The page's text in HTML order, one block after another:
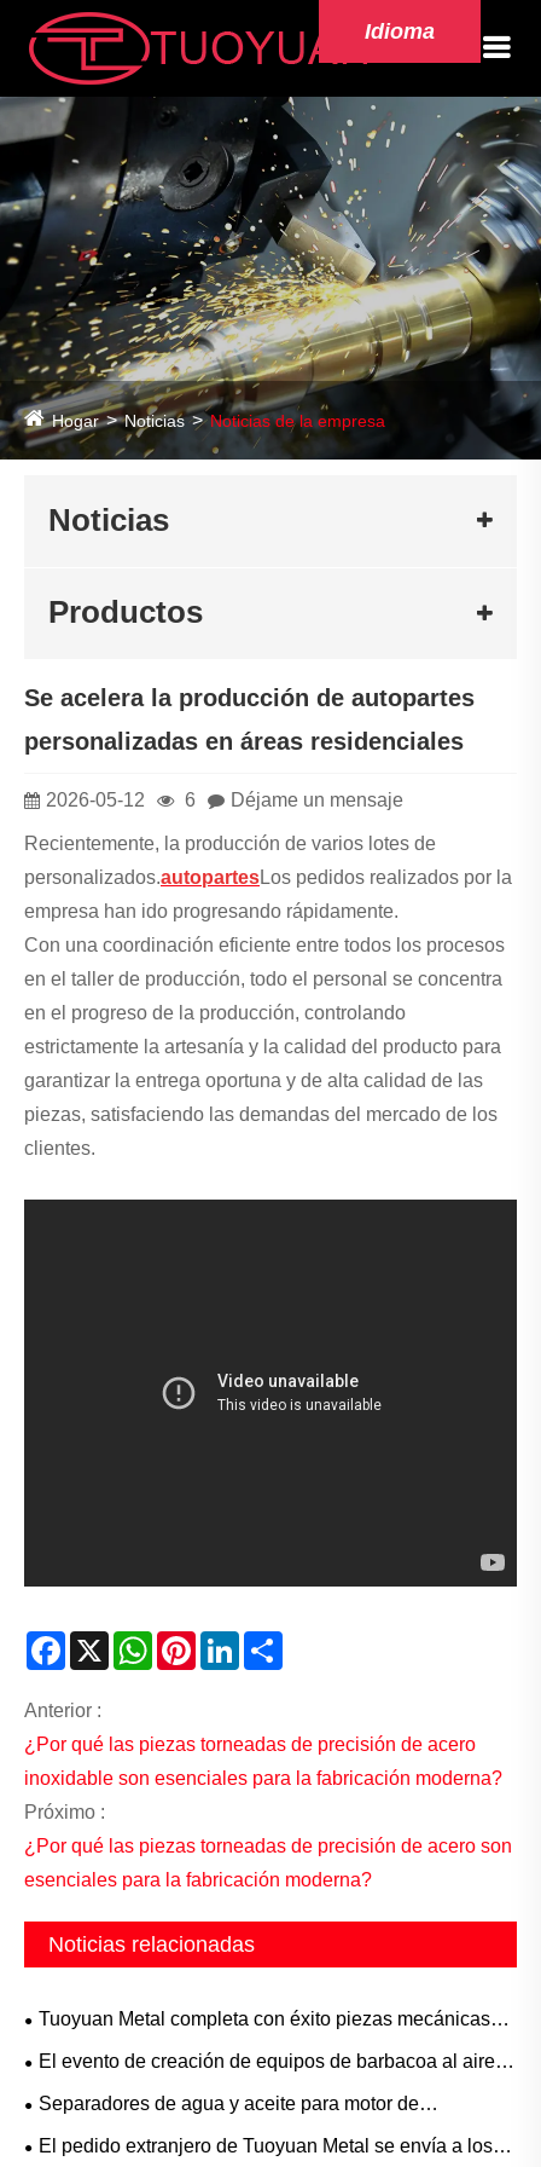
Idioma
Hogar Noticias Noticias de la empresa
Noticias
Productos
Se acelera la producción de autopartes
personalizadas en áreas residenciales
2026-05-12 6 Déjame un mensaje
Recientemente, la producción de varios lotes de
personalizados.autopartesLos pedidos realizados por la
empresa han ido progresando rápidamente.
Con una coordinación eficiente entre todos los procesos
en el taller de producción, todo el personal se concentra
en el progreso de la producción, controlando
estrictamente la artesanía y la calidad del producto para
garantizar la entrega oportuna y de alta calidad de las
piezas, satisfaciendo las demandas del mercado de los
clientes.
Facebook
X WhatsAppPinterestLinkedIn
Anterior :
¿Por qué las piezas torneadas de precisión de acero
inoxidable son esenciales para la fabricación moderna?
Próximo :
¿Por qué las piezas torneadas de precisión de acero son
esenciales para la fabricación moderna?
Noticias relacionadas
Tuoyuan Metal completa con éxito piezas mecánicas
personalizadas para un cliente estadounidense con un
El evento de creación de equipos de barbacoa al aire
libre de Tuoyuan Metal concluye con éxito
Separadores de agua y aceite para motor de
excavadora de metal Tuoyuan enviados hoy
El pedido extranjero de Tuoyuan Metal se envía a los